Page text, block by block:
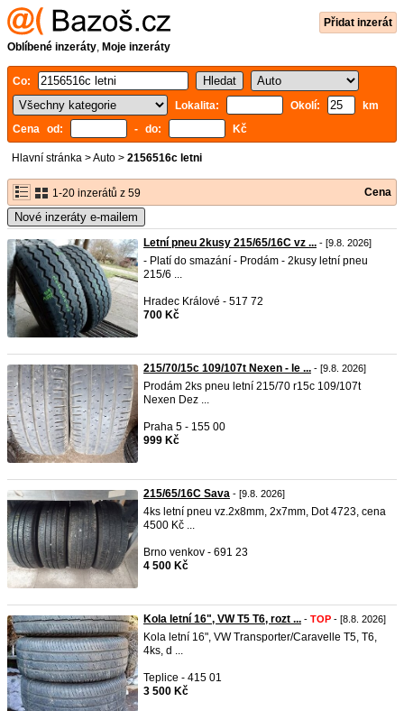
Přidat inzerát
Oblíbené inzeráty, Moje inzeráty
Co:
Lokalita:
Okolí:
km
Cena od:
- do: Kč
Hlavní stránka >Auto > 2156516c letni
1-20 inzerátů z 59 Cena
Nové inzeráty e-mailem
Letní pneu 2kusy 215/65/16C vz ... - [9.8. 2026]
- Platí do smazání - Prodám - 2kusy letní pneu
215/6 ...
Hradec Králové - 517 72
700 Kč
215/70/15c 109/107t Nexen - le ... - [9.8. 2026]
Prodám 2ks pneu letní 215/70 r15c 109/107t
Nexen Dez ...
Praha 5 - 155 00
999 Kč
215/65/16C Sava - [9.8. 2026]
4ks letní pneu vz.2x8mm, 2x7mm, Dot 4723, cena
4500 Kč ...
Brno venkov - 691 23
4 500 Kč
Kola letní 16", VW T5 T6, rozt ... - TOP - [8.8. 2026]
Kola letní 16", VW Transporter/Caravelle T5, T6,
4ks, d ...
Teplice - 415 01
3 500 Kč